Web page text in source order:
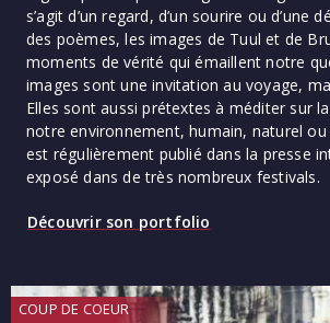
s’agit d’un regard, d’un sourire ou d’une
des poèmes, les images de Tuul et de
moments de vérité qui émaillent notre
images sont une invitation au voyage,
Elles sont aussi prétextes à méditer sur
notre environnement, humain, naturel
est régulièrement publié dans la presse
exposé dans de très nombreux festivals.
Découvrir son portfolio
COUP DE COEUR